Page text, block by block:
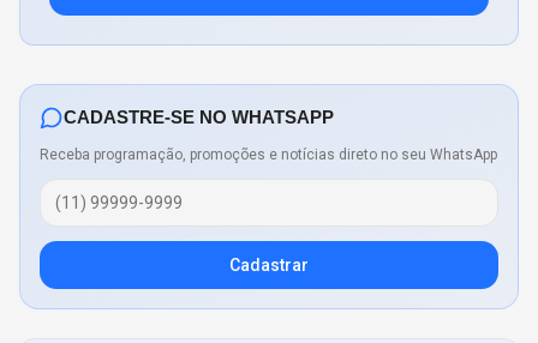
CADASTRE-SE NO WHATSAPP
Receba programação, promoções e notícias direto no seu WhatsApp
Cadastrar